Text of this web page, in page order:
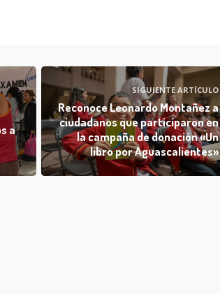
a
SIGUIENTE ARTÍCULO
Reconoce Leonardo Montañez a
ciudadanos que participaron en
la campaña de donación «Un
libro por Aguascalientes»